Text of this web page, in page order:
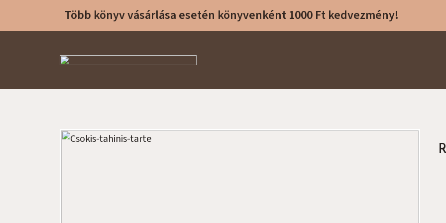
Több könyv vásárlása esetén könyvenként 1000 Ft kedvezmény!
Sike Betti Kezdőlap